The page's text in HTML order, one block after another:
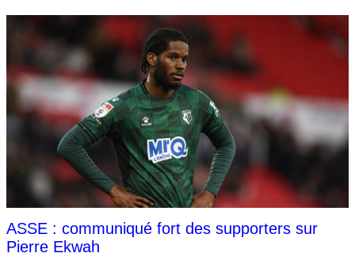
ASSE : communiqué fort des supporters sur
Pierre Ekwah